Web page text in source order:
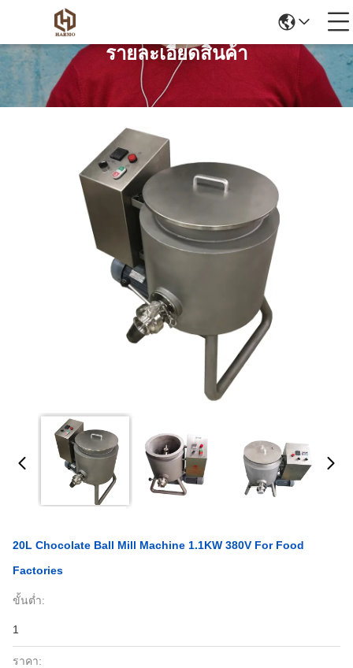
รายละเอียดสินค้า
20L Chocolate Ball Mill Machine 1.1KW 380V For Food
Factories
ขั้นต่ำ:
1
ราคา: